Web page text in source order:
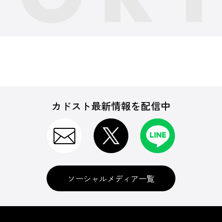
カドスト最新情報を配信中
ソーシャルメディア一覧